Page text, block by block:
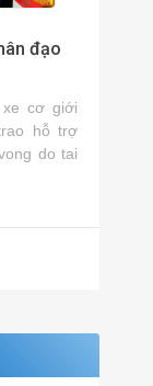
đạo
xe cơ giới
hỗ trợ
do tai